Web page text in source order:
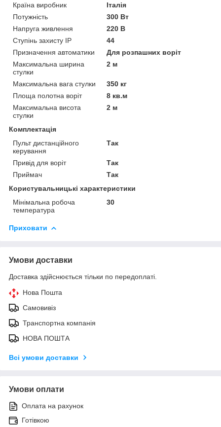
Країна виробник
Італія
Потужність
300 Вт
Напруга живлення
220 В
Ступінь захисту IP
44
Призначення автоматики
Для розпашних воріт
Максимальна ширина
стулки
2 м
Максимальна вага стулки
350 кг
Площа полотна воріт
8 кв.м
Максимальна висота
стулки
2 м
Комплектація
Пульт дистанційного
керування
Так
Привід для воріт
Так
Приймач
Так
Користувальницькі характеристики
Мінімальна робоча
температура
30
Приховати
Умови доставки
Доставка здійснюється тільки по передоплаті.
Нова Пошта
Самовивіз
Транспортна компанія
НОВА ПОШТА
Всі умови доставки
Умови оплати
Оплата на рахунок
Готівкою